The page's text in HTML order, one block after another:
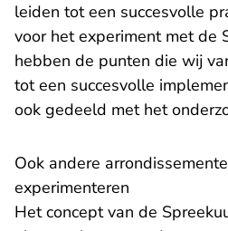
leiden tot een succesvolle
voor het experiment met de
hebben de punten die wij
tot een succesvolle
ook gedeeld met het
Ook andere
experimenteren
Het concept van de